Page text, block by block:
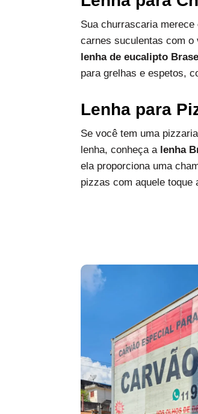
Sua churrascaria
carnes suculentas com
lenha de eucalipto
para grelhas e espetos,
Lenha para
Se você tem uma
lenha, conheça a lenha
ela proporciona uma
pizzas com aquele toque